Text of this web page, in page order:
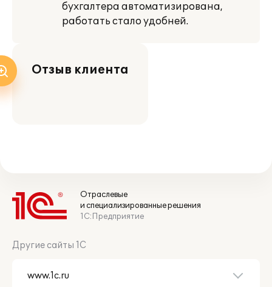
бухгалтера автоматизирована,
работать стало удобней.
Отзыв клиента
Отраслевые
и специализированные решения
1С:Предприятие
Другие сайты 1С